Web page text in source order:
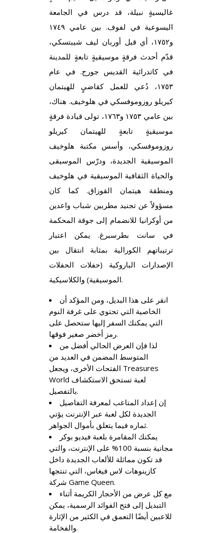
غاليسيةٍ نبيلة، قد درس في الجامعة
اليسوعية في لفوف. بين عامي ١٧٤٩
و١٧٥٢، أي قبل أوربان ليف شيبتسكي،
قدّم أحدث فرقةٍ موسيقيةٍ تابعةٍ للمدينة
في كاتدرائية القديس جورج. في عام
١٧٥٣، دُعي للعمل كقاضيٍ للهيتمان
كيريلو روزوموفسكي في هلوخيف. هناك،
بين عامي ١٧٥٣ و١٧٦٣، تولى قيادة فرقةٍ
موسيقيةٍ تابعةٍ للهيتمان كيريلو
روزوموفسكي، وأسس مكتبة هلوخيف
الموسيقية الجديدة، ودرّس الموسيقى
والحياة الثقافية الموسيقية في هلوخيف
ومنطقة هيتمان القوزاق. كما كان
مسؤولاً عن تجنيد مطربين شباب واعدين
من أوكرانيا للانضمام إلى جوقة المحكمة
في سانت بطرسبرغ. يمكن اعتبار
ترتيباتهم الكورالية بمثابة انتقال بين
الإصدارات الباروكية (حفلات الحفلات
الموسيقية) والكلاسيكية.
انقر على هذا البديل، ومن المؤكد أن
الخاصية التي تحتوي على غرفة النوم
التي يمكنك السفر إليها ستحصل على
رمز أخضر صغير فوقها.
لذا فإن العرض الحالي أفضل من
المتوسط المضمن في العديد من
الفتحات الأخرى، ويجعل Treasures
World لعبة تستحق الاستكشاف
بالتفصيل.
إن إعداد المتاعب لمعرفة التفاصيل
الجديدة لكل لعبة عبر الإنترنت يؤتي
ثماره فيما يتعلق بأموال الجواهر.
يمكنك المقامرة بلعبة فيديو بوكر
مجانية بنسبة 100% على الإنترنت، والتي
قد تكون مماثلة للألعاب الجديدة داخل
كازينوهات لاس فيغاس، التي تنتجها
شركة Game Queen.
مع كل عرض من الأحجار الكريمة أثناء
التبديل إلى فتح الفوائد الرسمية، يمكن
للاعبين أيضًا التعمق في الكثير من الإثارة
والفخامة.